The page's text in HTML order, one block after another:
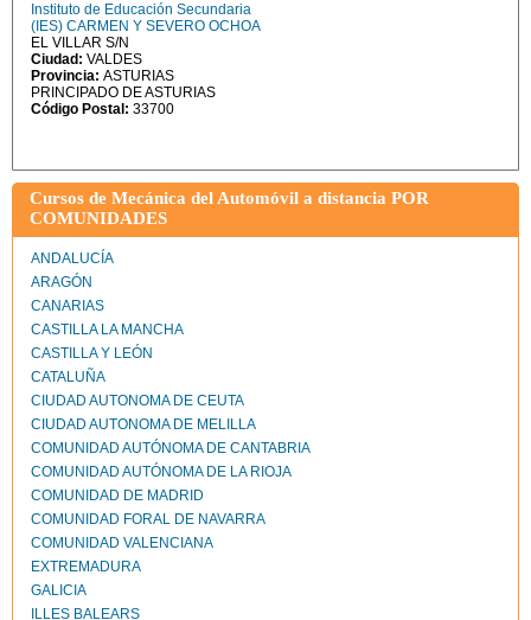
Instituto de Educación Secundaria
(IES) CARMEN Y SEVERO OCHOA
EL VILLAR S/N
Ciudad: VALDES
Provincia: ASTURIAS
PRINCIPADO DE ASTURIAS
Código Postal: 33700
Cursos de Mecánica del Automóvil a distancia POR
COMUNIDADES
ANDALUCÍA
ARAGÓN
CANARIAS
CASTILLA LA MANCHA
CASTILLA Y LEÓN
CATALUÑA
CIUDAD AUTONOMA DE CEUTA
CIUDAD AUTONOMA DE MELILLA
COMUNIDAD AUTÓNOMA DE CANTABRIA
COMUNIDAD AUTÓNOMA DE LA RIOJA
COMUNIDAD DE MADRID
COMUNIDAD FORAL DE NAVARRA
COMUNIDAD VALENCIANA
EXTREMADURA
GALICIA
ILLES BALEARS